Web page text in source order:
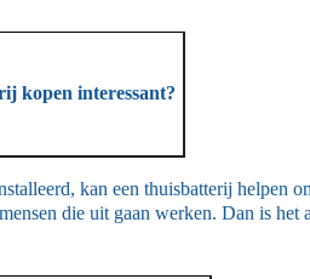
kopen interessant?
kan een thuisbatterij helpen
die uit gaan werken. Dan is